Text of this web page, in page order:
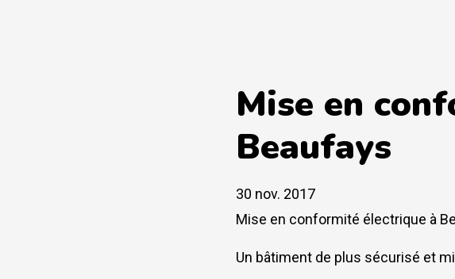
Mise en
Beaufays
30 nov. 2017
Mise en conformité électrique à
Un bâtiment de plus sécurisé et